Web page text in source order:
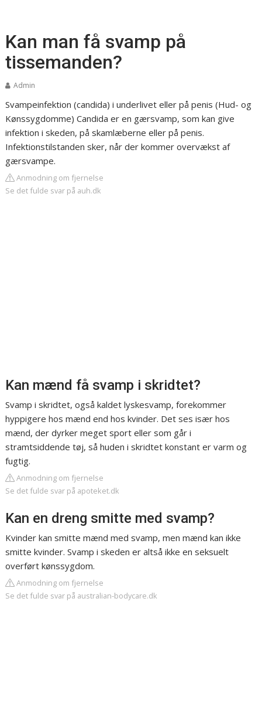
Kan man få svamp på
tissemanden?
Admin
Svampeinfektion (candida) i underlivet eller på penis (Hud- og
Kønssygdomme) Candida er en gærsvamp, som kan give
infektion i skeden, på skamlæberne eller på penis.
Infektionstilstanden sker, når der kommer overvækst af
gærsvampe.
Anmodning om fjernelse
Se det fulde svar på auh.dk
Kan mænd få svamp i skridtet?
Svamp i skridtet, også kaldet lyskesvamp, forekommer
hyppigere hos mænd end hos kvinder. Det ses især hos
mænd, der dyrker meget sport eller som går i
stramtsiddende tøj, så huden i skridtet konstant er varm og
fugtig.
Anmodning om fjernelse
Se det fulde svar på apoteket.dk
Kan en dreng smitte med svamp?
Kvinder kan smitte mænd med svamp, men mænd kan ikke
smitte kvinder. Svamp i skeden er altså ikke en seksuelt
overført kønssygdom.
Anmodning om fjernelse
Se det fulde svar på australian-bodycare.dk